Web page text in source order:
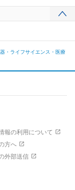
・ライフサイエンス・医療
報の利用について
方へ
外部送信